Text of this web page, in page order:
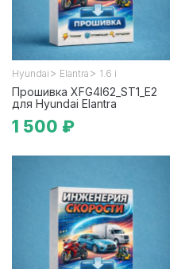
Hyundai > Elantra > 1.6 i
Прошивка XFG4I62_ST1_E2
для Hyundai Elantra
1 500 ₽